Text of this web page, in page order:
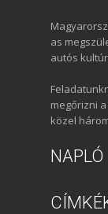
as
autós
megőrizni
közel
NAPLÓ